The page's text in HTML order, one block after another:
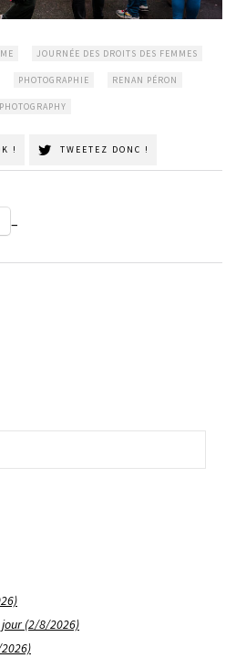
JOURNÉE DES DROITS DES FEMMES
PHOTOGRAPHIE RENAN PÉRON
! TWEETEZ DONC !
(2/8/2026)